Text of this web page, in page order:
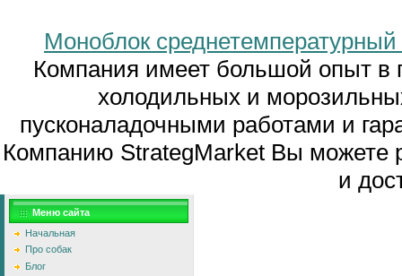
Моноблок
Компания имеет большой опыт в
холодильных и
пусконаладочными работами и
Компанию StrategMarket Вы можете
и
Меню сайта
Начальная
Про собак
Блог